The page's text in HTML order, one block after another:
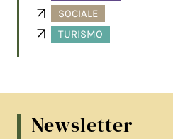
SOCIALE
TURISMO
Newsletter